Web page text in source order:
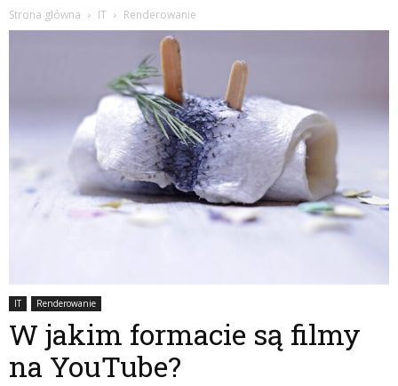
Strona główna IT Renderowanie
IT Renderowanie
W jakim formacie są filmy
na YouTube?